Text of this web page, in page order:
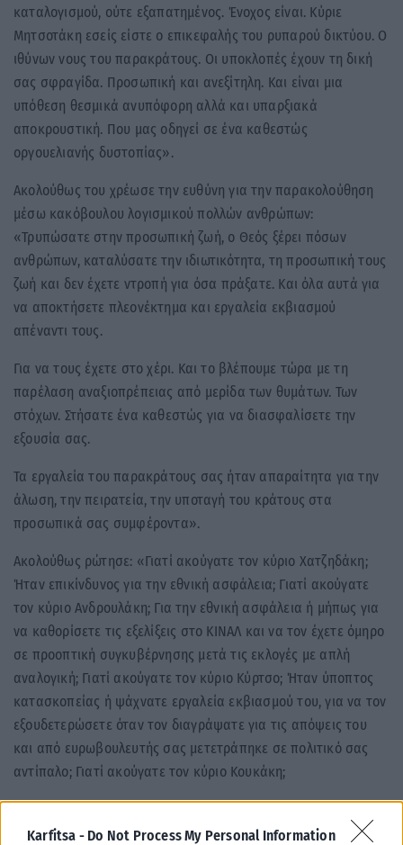
Karfitsa - Do Not Process My Personal Information
καταλογισμού, ούτε εξαπατημένος. Ένοχος είναι. Κύριε
Μητσοτάκη εσείς είστε ο επικεφαλής του ρυπαρού δικτύου. Ο
ιθύνων νους του παρακράτους. Οι υποκλοπές έχουν τη δική
σας σφραγίδα. Προσωπική και ανεξίτηλη. Και είναι μια
υπόθεση θεσμικά ανυπόφορη αλλά και υπαρξιακά
αποκρουστική. Που μας οδηγεί σε ένα καθεστώς
οργουελιανής δυστοπίας».
Ακολούθως του χρέωσε την ευθύνη για την παρακολούθηση
μέσω κακόβουλου λογισμικού πολλών ανθρώπων:
«Τρυπώσατε στην προσωπική ζωή, ο Θεός ξέρει πόσων
ανθρώπων, καταλύσατε την ιδιωτικότητα, τη προσωπική τους
ζωή και δεν έχετε ντροπή για όσα πράξατε. Και όλα αυτά για
να αποκτήσετε πλεονέκτημα και εργαλεία εκβιασμού
απέναντι τους.
Για να τους έχετε στο χέρι. Και το βλέπουμε τώρα με τη
παρέλαση αναξιοπρέπειας από μερίδα των θυμάτων. Των
στόχων. Στήσατε ένα καθεστώς για να διασφαλίσετε την
εξουσία σας.
Τα εργαλεία του παρακράτους σας ήταν απαραίτητα για την
άλωση, την πειρατεία, την υποταγή του κράτους στα
προσωπικά σας συμφέροντα».
Ακολούθως ρώτησε: «Γιατί ακούγατε τον κύριο Χατζηδάκη;
Ήταν επικίνδυνος για την εθνική ασφάλεια; Γιατί ακούγατε
τον κύριο Ανδρουλάκη; Για την εθνική ασφάλεια ή μήπως για
να καθορίσετε τις εξελίξεις στο ΚΙΝΑΛ και να τον έχετε όμηρο
σε προοπτική συγκυβέρνησης μετά τις εκλογές με απλή
αναλογική; Γιατί ακούγατε τον κύριο Κύρτσο; Ήταν ύποπτος
κατασκοπείας ή ψάχνατε εργαλεία εκβιασμού του, για να τον
εξουδετερώσετε όταν τον διαγράψατε για τις απόψεις του
και από ευρωβουλευτής σας μετετράπηκε σε πολιτικό σας
αντίπαλο; Γιατί ακούγατε τον κύριο Κουκάκη;
ερευνούσε το σκάνδαλο με την ασυλία των τραπεζικών